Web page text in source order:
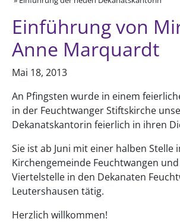
Einführung von
Anne Marquardt
Mai 18, 2013
An Pfingsten wurde in einem
in der Feuchtwanger Stiftskirche
Dekanatskantorin feierlich in ihren
Sie ist ab Juni mit einer halben Stelle
Kirchengemeinde Feuchtwangen
Viertelstelle in den Dekanaten
Leutershausen tätig.
Herzlich willkommen!